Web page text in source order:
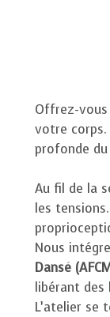
Offrez-
votre
profonde
Au fil de la
les
Nous
Dansé
libérant des
L’atelier se